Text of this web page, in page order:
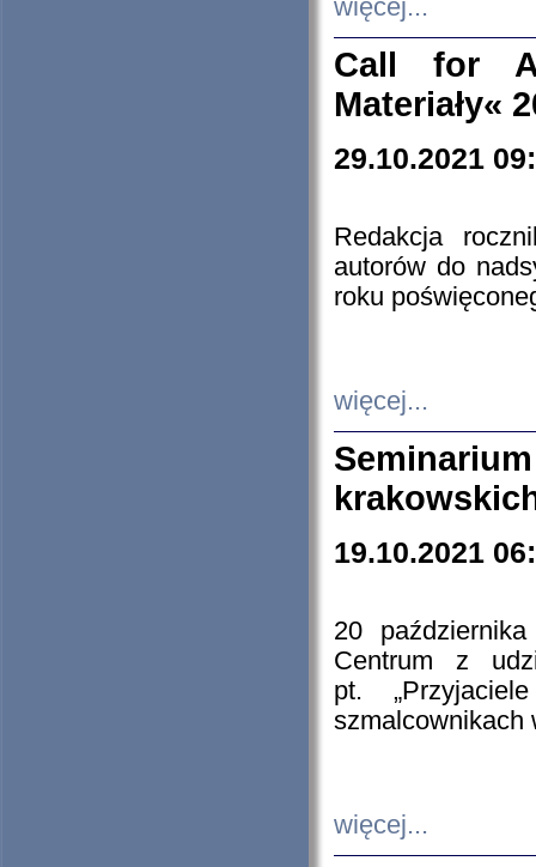
więcej...
Call for
Materiały«
29.10.2021
Redakcja
autorów do
roku
więcej...
19.10.2021
20
Centrum z
pt.
szmalcownikach
więcej...